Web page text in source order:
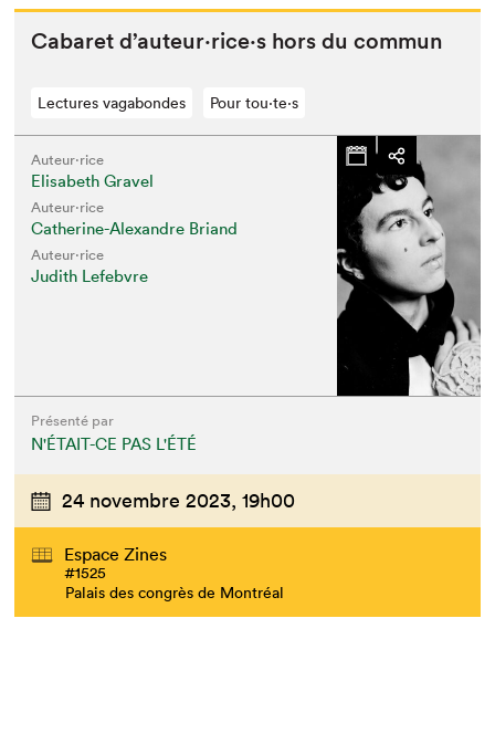
Cabaret d’auteur·rice·s hors du commun
Lectures vagabondes Pour tou⋅te⋅s
Auteur·rice
Elisabeth Gravel
Auteur·rice
Catherine-Alexandre Briand
Auteur·rice
Judith Lefebvre
Présenté par
N'ÉTAIT-CE PAS L'ÉTÉ
24 novembre 2023, 19h00
Espace Zines
#1525
Palais des congrès de Montréal